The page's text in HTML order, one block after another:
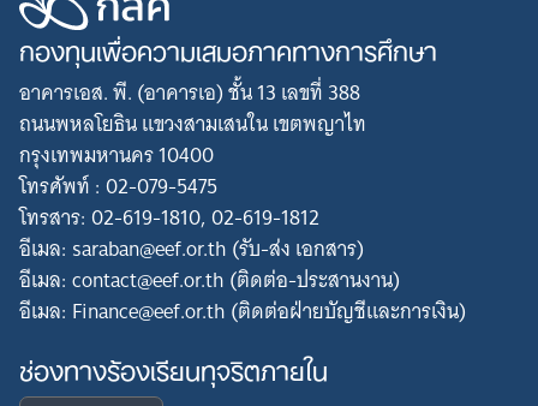
กองทุนเพื่อความเสมอภาคทางการศึกษา
อาคารเอส. พี. (อาคารเอ) ชั้น 13 เลขที่ 388
ถนนพหลโยธิน แขวงสามเสนใน เขตพญาไท
กรุงเทพมหานคร 10400
โทรศัพท์ : 02-079-5475
โทรสาร: 02-619-1810, 02-619-1812
อีเมล: saraban@eef.or.th (รับ-ส่ง เอกสาร)
อีเมล: contact@eef.or.th (ติดต่อ-ประสานงาน)
อีเมล: Finance@eef.or.th (ติดต่อฝ่ายบัญชีและการเงิน)
ช่องทางร้องเรียนทุจริตภายใน